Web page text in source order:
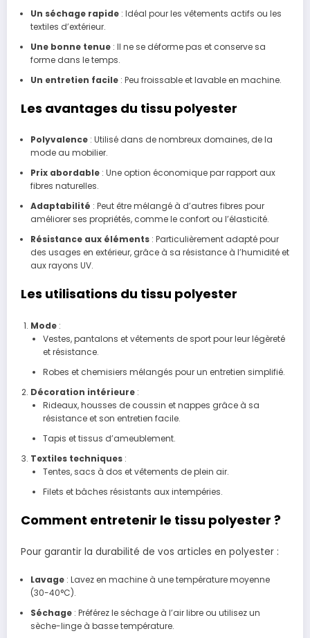
Un séchage rapide: Idéal pour les vêtements actifs ou les
textiles d’extérieur.
Une bonne tenue: Il ne se déforme pas et conserve sa
forme dans le temps.
Un entretien facile: Peu froissable et lavable en machine.
Les avantages du tissu polyester
Polyvalence: Utilisé dans de nombreux domaines, de la
mode au mobilier.
Prix abordable: Une option économique par rapport aux
fibres naturelles.
Adaptabilité : Peut être mélangé à d’autres fibres pour
améliorer ses propriétés, comme le confort ou l’élasticité.
Résistance aux éléments: Particulièrement adapté pour
des usages en extérieur, grâce à sa résistance à l’humidité et
aux rayons UV.
Les utilisations du tissu polyester
Mode:
Vestes, pantalons et vêtements de sport pour leur légèreté
et résistance.
Robes et chemisiers mélangés pour un entretien simplifié.
Décoration intérieure:
Rideaux, housses de coussin et nappes grâce à sa
résistance et son entretien facile.
Tapis et tissus d’ameublement.
Textiles techniques:
Tentes, sacs à dos et vêtements de plein air.
Filets et bâches résistants aux intempéries.
Comment entretenir le tissu polyester ?
Pour garantir la durabilité de vos articles en polyester :
Lavage: Lavez en machine à une température moyenne
(30-40°C).
Séchage: Préférez le séchage à l’air libre ou utilisez un
sèche-linge à basse température.